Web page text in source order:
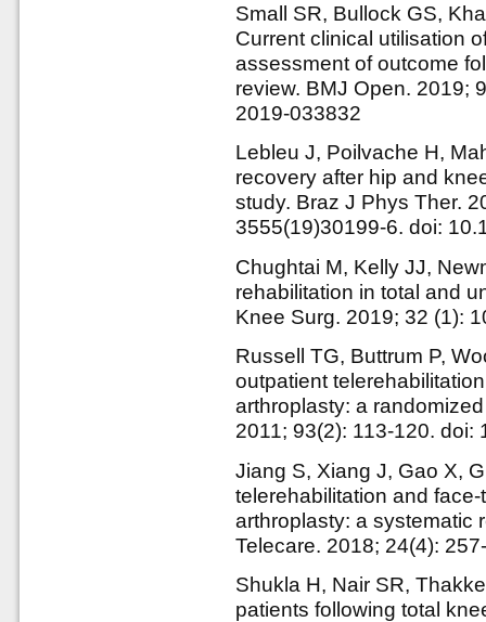
Small SR, Bullock GS,
Current clinical utilisation
assessment of outcome
review. BMJ Open. 2019;
2019-033832
Lebleu J, Poilvache H,
recovery after hip and
study. Braz J Phys Ther.
3555(19)30199-6. doi:
Chughtai М, Kelly JJ,
rehabilitation in total and
Knee Surg. 2019; 32 (1):
Russell TG, Buttrum P,
outpatient
arthroplasty: a
2011; 93(2): 113-120. doi:
Jiang S, Xiang J, Gao X,
telerehabilitation and
arthroplasty: a systematic
Telecare. 2018; 24(4):
Shukla H, Nair SR,
patients following total